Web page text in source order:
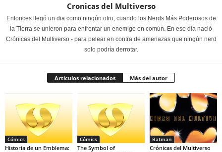
Cronicas del Multiverso
Entonces llegó un dia como ningún otro, cuando los Nerds Más Poderosos de
la Tierra se unieron para enfrentar un enemigo en común. En ese día nació
Crónicas del Multiverso - para pelear en contra de amenazas que ningún nerd
solo podría derrotar.
Artículos relacionados Más del autor
Cómics
Historia de un Emblema:
Cómics
The Symbol of
Batman
Crónicas del Multiverso